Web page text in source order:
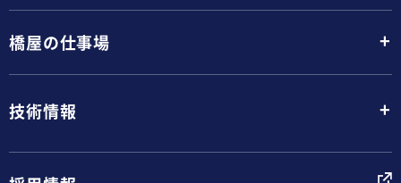
橋屋の仕事場 +
技術情報 +